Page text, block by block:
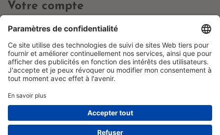
Votre compte
Informations personnelles
Commandes
Avoirs
Adresses